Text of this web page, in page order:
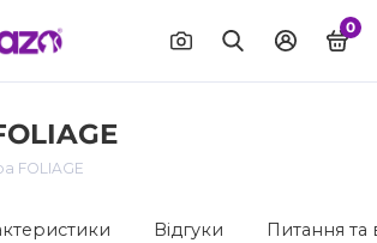
0
FOLIAGE
Відгуки Питання та